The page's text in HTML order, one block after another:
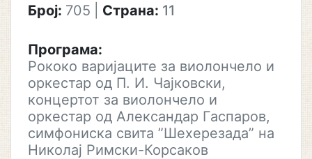
Број: 705 Страна: 11
Програма:
Рококо варијаците за виолончело и
оркестар од П. И. Чајковски,
концертот за виолончело и
оркестар од Александар Гаспаров,
симфониска свита ”Шехерезада” на
Николај Римски-Корсаков